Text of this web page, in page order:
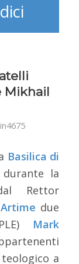
Mikhail
Basilica di
la
Rettor
due
Mark
a